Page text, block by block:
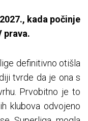
kada počinje
prava.
definitivno otišla
tvrde da je ona s
Prvobitno je to
klubova odvojeno